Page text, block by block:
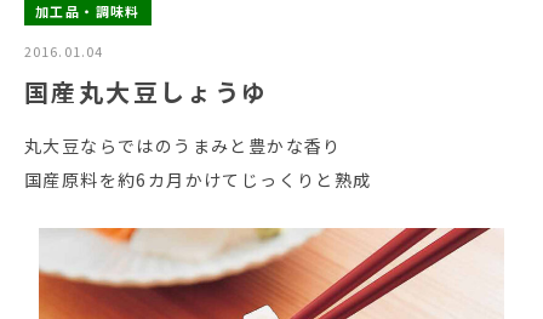
加工品・調味料
2016.01.04
国産丸大豆しょうゆ
丸大豆ならではのうまみと豊かな香り
国産原料を約6カ月かけてじっくりと熟成